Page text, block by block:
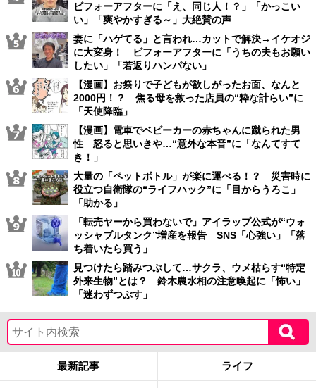
ビフォーアフターに「え、同じ人！？」「かっこい
い」「爽やかすぎる～」大絶賛の声
妻に「ハゲてる」と言われ…カットで解決→イケオジ
に大変身！ ビフォーアフターに「うちの夫もお願い
したい」「若返りハンパない」
【漫画】お祭りで子どもが欲しがったお面、なんと
2000円！？ 焦る母を救った店員の“粋な計らい”に
「天使降臨」
【漫画】電車でベビーカーの赤ちゃんに蹴られた男
性 怒ると思いきや…“意外な本音”に「なんてすて
き！」
大量の「ペットボトル」が楽に運べる！？ 災害時に
役立つ自衛隊の“ライフハック”に「目からうろこ」
「助かる」
「転売ヤーから買わないで」アイラップ公式が“ウォ
ッシャブルタンク”増産を報告 SNS「心強い」「落
ち着いたら買う」
見つけたら踏みつぶして…サクラ、ウメ枯らす“特定
外来生物”とは？ 鈴木農水相の注意喚起に「怖い」
「迷わずつぶす」
最新記事 ライフ